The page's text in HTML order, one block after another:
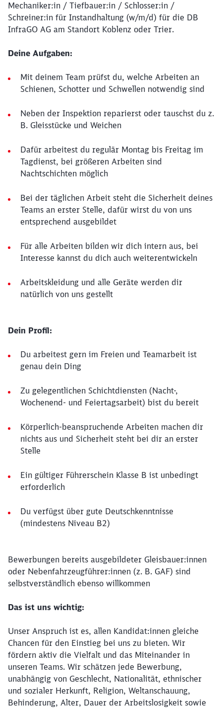
Mechaniker:in / Tiefbauer:in / Schlosser:in /
Schreiner:in für Instandhaltung (w/m/d) für die DB
InfraGO AG am Standort Koblenz oder Trier.
Deine Aufgaben:
Mit deinem Team prüfst du, welche Arbeiten an
Schienen, Schotter und Schwellen notwendig sind
Neben der Inspektion reparierst oder tauschst du z.
B. Gleisstücke und Weichen
Dafür arbeitest du regulär Montag bis Freitag im
Tagdienst, bei größeren Arbeiten sind
Nachtschichten möglich
Bei der täglichen Arbeit steht die Sicherheit deines
Teams an erster Stelle, dafür wirst du von uns
entsprechend ausgebildet
Für alle Arbeiten bilden wir dich intern aus, bei
Interesse kannst du dich auch weiterentwickeln
Arbeitskleidung und alle Geräte werden dir
natürlich von uns gestellt
Dein Profil:
Du arbeitest gern im Freien und Teamarbeit ist
genau dein Ding
Zu gelegentlichen Schichtdiensten (Nacht-,
Wochenend- und Feiertagsarbeit) bist du bereit
Körperlich-beanspruchende Arbeiten machen dir
nichts aus und Sicherheit steht bei dir an erster
Stelle
Ein gültiger Führerschein Klasse B ist unbedingt
erforderlich
Du verfügst über gute Deutschkenntnisse
(mindestens Niveau B2)
Bewerbungen bereits ausgebildeter Gleisbauer:innen
oder Nebenfahrzeugführer:innen (z. B. GAF) sind
selbstverständlich ebenso willkommen
Das ist uns wichtig:
Unser Anspruch ist es, allen Kandidat:innen gleiche
Chancen für den Einstieg bei uns zu bieten. Wir
fördern aktiv die Vielfalt und das Miteinander in
unseren Teams. Wir schätzen jede Bewerbung,
unabhängig von Geschlecht, Nationalität, ethnischer
und sozialer Herkunft, Religion, Weltanschauung,
Behinderung, Alter, Dauer der Arbeitslosigkeit sowie